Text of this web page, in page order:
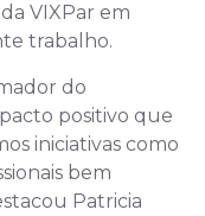
VIXPar em
trabalho.
do
positivo que
iniciativas como
bem
Patricia